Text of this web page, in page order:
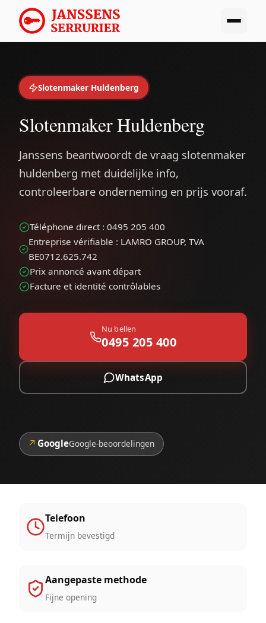
Slotenmaker Huldenberg
Slotenmaker Huldenberg
Janssens beantwoordt de vraag slotenmaker
huldenberg met duidelijke info,
controleerbare onderneming en prijs vooraf.
Téléphone direct : 0495 205 400
Entreprise vérifiable : LAMRO GROUP, TVA
BE0712.625.742
Prix annoncé avant départ
Facture et identité contrôlables
Nu bellen
0495 205 400
WhatsApp
↗ GoogleGoogle-beoordelingen
Telefoon
Termijn bevestigd
Aangepaste methode
Fijne opening